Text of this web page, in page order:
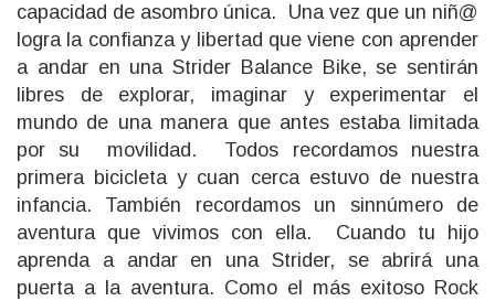
capacidad de asombro única. Una vez que un niñ@
logra la confianza y libertad que viene con aprender
a andar en una Strider Balance Bike, se sentirán
libres de explorar, imaginar y experimentar el
mundo de una manera que antes estaba limitada
por su movilidad. Todos recordamos nuestra
primera bicicleta y cuan cerca estuvo de nuestra
infancia. También recordamos un sinnúmero de
aventura que vivimos con ella. Cuando tu hijo
aprenda a andar en una Strider, se abrirá una
puerta a la aventura. Como el más exitoso Rock